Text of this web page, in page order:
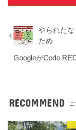
やられた
ため
GoogleがCode
RECOMMEND